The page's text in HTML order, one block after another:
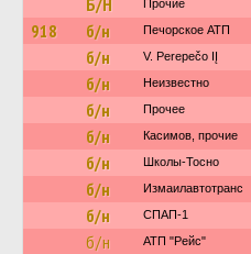
Б/Н Прочие
918 б/н Печорское АТП
б/н V. Perepečo IĮ
б/н Неизвестно
б/н Прочее
б/н Касимов, прочие
б/н Школы-Тосно
б/н Измаилавтотранс
б/н СПАП-1
б/н АТП "Рейс"